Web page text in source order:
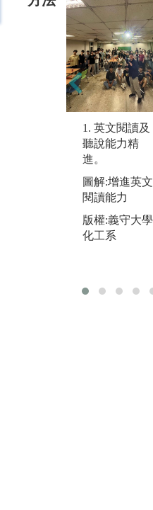
1. 英文閱讀及
聽說能力精
進。
圖解:增進英文
閱讀能力
版權:義守大學
化工系